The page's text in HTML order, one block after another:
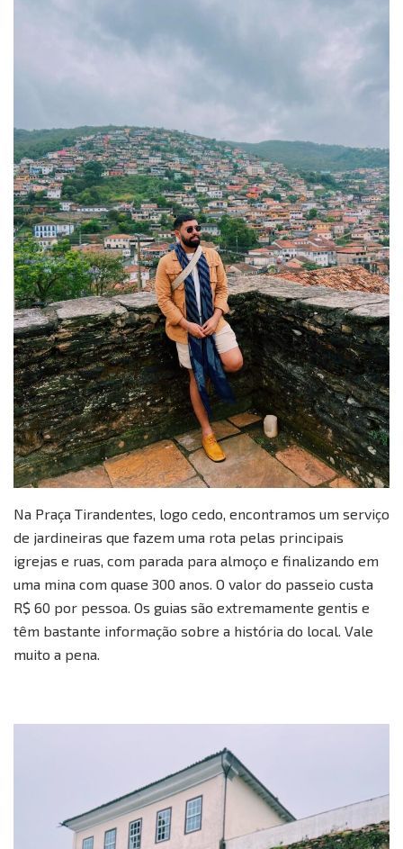
Na Praça Tirandentes, logo cedo, encontramos um serviço
de jardineiras que fazem uma rota pelas principais
igrejas e ruas, com parada para almoço e finalizando em
uma mina com quase 300 anos. O valor do passeio custa
R$ 60 por pessoa. Os guias são extremamente gentis e
têm bastante informação sobre a história do local. Vale
muito a pena.